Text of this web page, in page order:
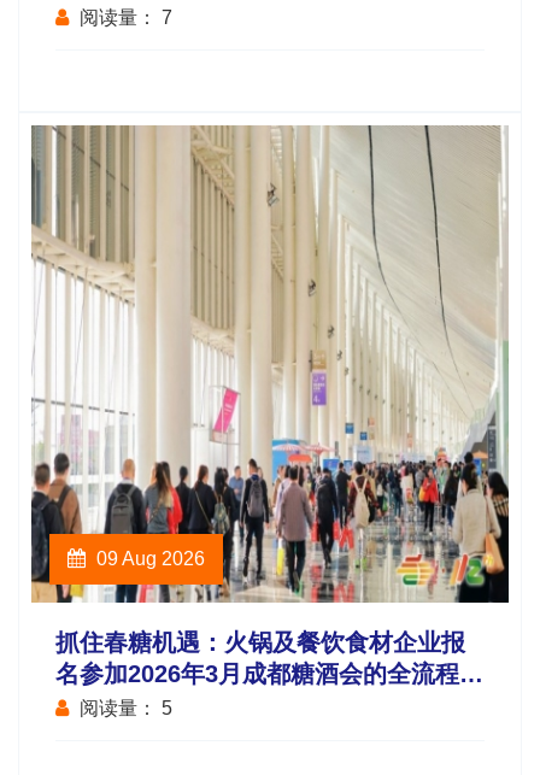
操作流程、时间地点（成都）及费用说
阅读量： 7
09 Aug 2026
抓住春糖机遇：火锅及餐饮食材企业报
名参加2026年3月成都糖酒会的全流程、
费用及时间地点指
阅读量： 5